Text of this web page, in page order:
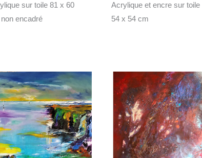
sur toile 81 x 60
encadré
Acrylique et encre sur toile
54 x 54 cm
Le
prix
initial
était :
1800€.
prix
actuel
est :
1440€.